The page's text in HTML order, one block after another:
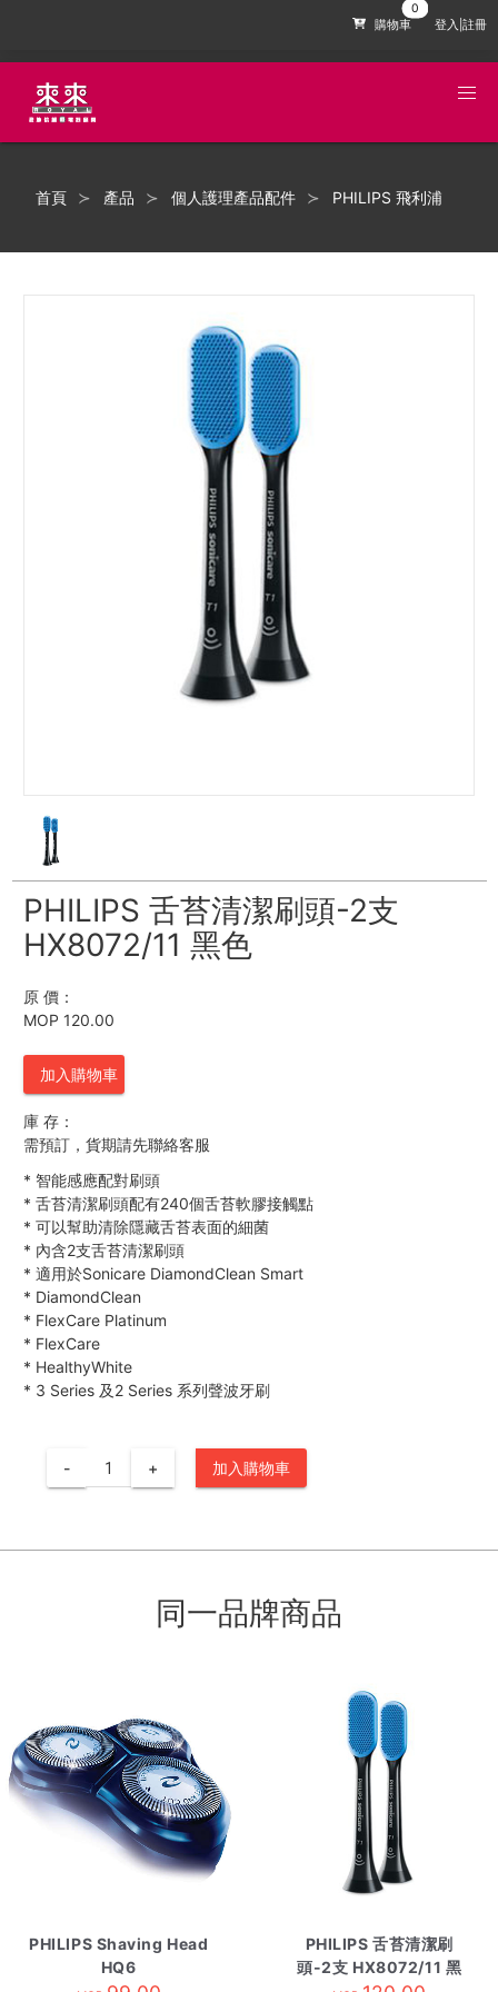
購物車 登入|註冊
首頁 產品 個人護理產品配件 PHILIPS 飛利浦
PHILIPS 舌苔清潔刷頭-2支
HX8072/11 黑色
原 價：
MOP 120.00
加入購物車
庫 存：
需預訂，貨期請先聯絡客服
* 智能感應配對刷頭
* 舌苔清潔刷頭配有240個舌苔軟膠接觸點
* 可以幫助清除隱藏舌苔表面的細菌
* 內含2支舌苔清潔刷頭
* 適用於Sonicare DiamondClean Smart
* DiamondClean
* FlexCare Platinum
* FlexCare
* HealthyWhite
* 3 Series 及2 Series 系列聲波牙刷
- + 加入購物車
同一品牌商品
PHILIPS Shaving Head
HQ6
PHILIPS 舌苔清潔刷
頭-2支 HX8072/11 黑